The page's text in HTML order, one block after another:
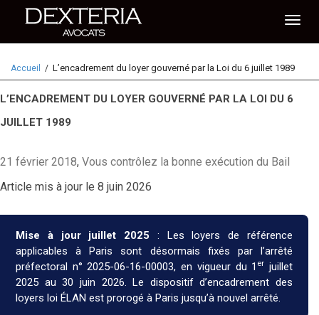
Accueil L’encadrement du loyer gouverné par la Loi du 6 juillet 1989
L’ENCADREMENT DU LOYER GOUVERNÉ PAR LA LOI DU 6
JUILLET 1989
21 février 2018, Vous contrôlez la bonne exécution du Bail
Article mis à jour le 8 juin 2026
Mise à jour juillet 2025 : Les loyers de référence
applicables à Paris sont désormais fixés par l’arrêté
préfectoral n° 2025-06-16-00003, en vigueur du 1 er juillet
2025 au 30 juin 2026. Le dispositif d’encadrement des
loyers loi ÉLAN est prorogé à Paris jusqu’à nouvel arrêté.